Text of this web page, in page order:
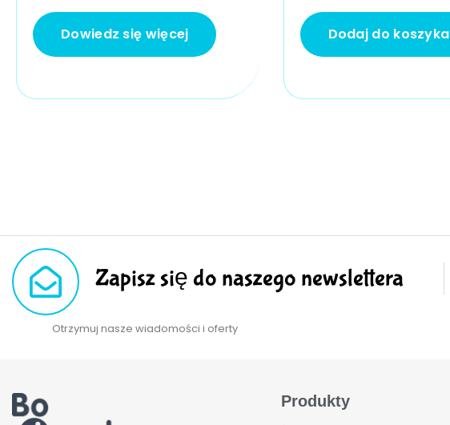
Dowiedz się więcej Dodaj do koszyka
Zapisz się do naszego newslettera
Otrzymuj nasze wiadomości i oferty
Produkty